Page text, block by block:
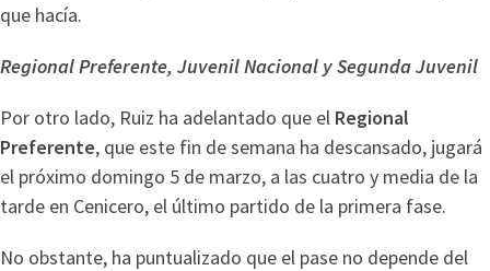
que hacía.
Regional Preferente, Juvenil Nacional y Segunda Juvenil
Por otro lado, Ruiz ha adelantado que el Regional
Preferente, que este fin de semana ha descansado, jugará
el próximo domingo 5 de marzo, a las cuatro y media de la
tarde en Cenicero, el último partido de la primera fase.
No obstante, ha puntualizado que el pase no depende del